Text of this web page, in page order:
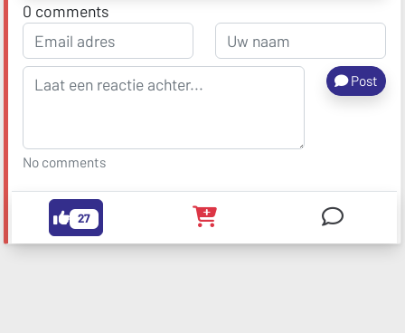
0 comments
Post
No comments
27